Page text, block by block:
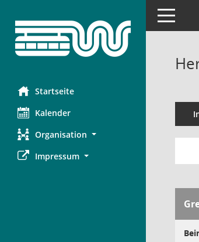
Startseite
Kalender
Organisation
Impressum
Toggle